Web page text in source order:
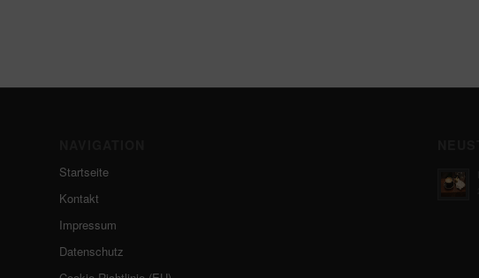
Startseite
Kontakt
Impressum
Datenschutz